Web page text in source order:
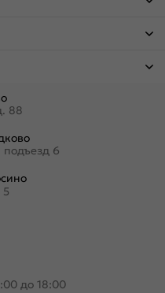
88
подъезд 6
5
до 18:00